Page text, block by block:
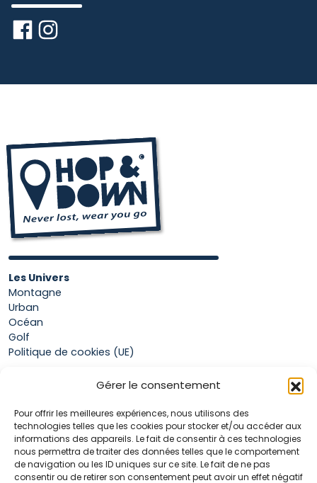
Gérer le consentement
Pour offrir les meilleures expériences, nous utilisons des
technologies telles que les cookies pour stocker et/ou accéder aux
informations des appareils. Le fait de consentir à ces technologies
nous permettra de traiter des données telles que le comportement
de navigation ou les ID uniques sur ce site. Le fait de ne pas
consentir ou de retirer son consentement peut avoir un effet négatif
Les Univers
Montagne
Urban
Océan
Golf
Politique de cookies (UE)
Mon compte
Panier
Conditions générales de vente